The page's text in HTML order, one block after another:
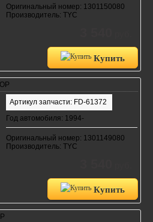
Оригинальный номер: 1301150080
Производитель: TYC
Купить
Артикул запчасти: FD-61372
Год автомобиля: 1994-
Оригинальный номер: 1301149080
Производитель: TYC
Купить